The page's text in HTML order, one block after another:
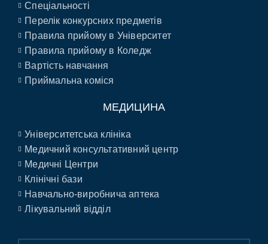
Спеціальності
Перелік конкурсних предметів
Правила прийому в Університет
Правила прийому в Коледж
Вартість навчання
Приймальна коміся
МЕДИЦИНА
Університетська клініка
Медичний консультативний центр
Медичні Центри
Клінічні бази
Навчально-виробнича аптека
Лікувальний відділ